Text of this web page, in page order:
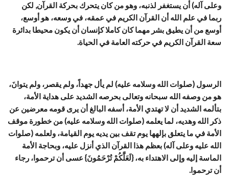
وعلى آله) أن يستغفر لذنبه، وهو من كان يتحرك بحركة القرآن, لكن
ربما في علم الله أن القرآن الكريم في عمقه، في وسعه، هو أوسع،
أوسع من أن يطيق بشر مهما كان كاملا كإنسان أن يكون محيطا بدائرة
سعة القرآن الكريم في حركته العامة في الحياة.
الرسول (صلوات الله وسلامه عليه) لم يأل جهداً، ولم يقصر، ولم يتوانَ،
هو من وصفه الله سبحانه وتعالى بحرصه الشديد على هداية الأمة،
بتألمه الشديد أن لا تهتدي الأمة، أسفه البالغ أن يرى قومه معرضين عن
ذكر الله وهديه، لما يعلمه (صلوات الله وسلامه عليه) من خطورة موقف
الأمة في ما يتعلق بإلهها يوم تقف بين يديه يوم القيامة، ولعلمه (صلوات
الله عليه وعلى آله) بعظم هذا القرآن الذي أنزل عليه، وبحاجة الأمة
الماسة إليه وإلى الاهتداء به، {لَعَلَّكُمْ تُرْحَمُونَ} عسى أن ترحموا، رجاء
أن ترحموا.